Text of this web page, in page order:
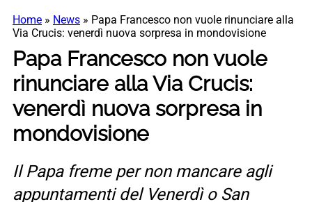
Home » News » Papa Francesco non vuole rinunciare alla
Via Crucis: venerdì nuova sorpresa in mondovisione
Papa Francesco non vuole
rinunciare alla Via Crucis:
venerdì nuova sorpresa in
mondovisione
Il Papa freme per non mancare agli
appuntamenti del Venerdì o San